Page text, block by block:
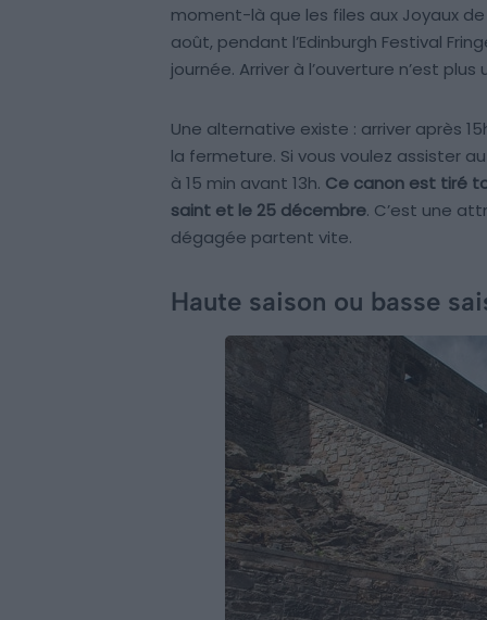
moment-là que les files aux Joyaux
août, pendant l’Edinburgh Festival
journée. Arriver à l’ouverture n’est
Une alternative existe : arriver après
la fermeture. Si vous voulez assister
à 15 min avant 13h. Ce canon est tiré
saint et le 25 décembre. C’est une
dégagée partent vite.
Haute saison ou basse